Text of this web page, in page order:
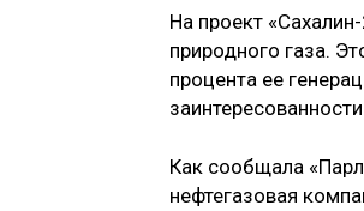
На проект
природного газа.
процента ее
Как сообщала
нефтегазовая